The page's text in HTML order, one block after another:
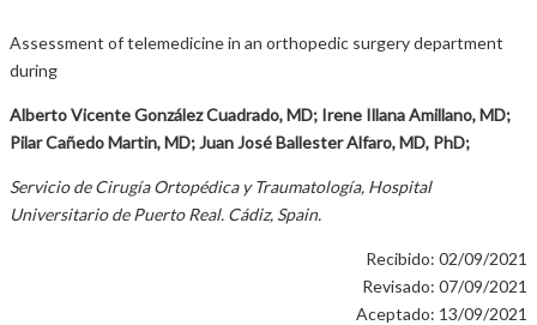
Assessment of telemedicine in an orthopedic surgery department
during
Alberto Vicente González Cuadrado, MD; Irene Illana Amillano, MD;
Pilar Cañedo Martin, MD; Juan José Ballester Alfaro, MD, PhD;
Servicio de Cirugía Ortopédica y Traumatología, Hospital
Universitario de Puerto Real. Cádiz, Spain.
Recibido: 02/09/2021
Revisado: 07/09/2021
Aceptado: 13/09/2021